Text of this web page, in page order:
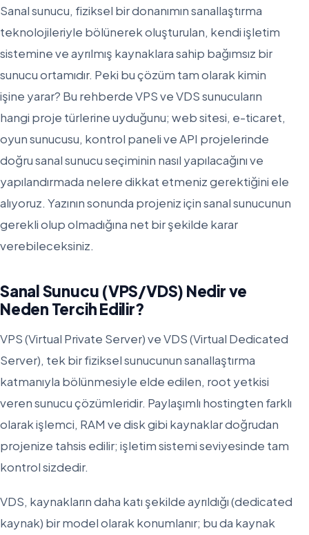
Sanal sunucu, fiziksel bir donanımın sanallaştırma
teknolojileriyle bölünerek oluşturulan, kendi işletim
sistemine ve ayrılmış kaynaklara sahip bağımsız bir
sunucu ortamıdır. Peki bu çözüm tam olarak kimin
işine yarar? Bu rehberde VPS ve VDS sunucuların
hangi proje türlerine uyduğunu; web sitesi, e-ticaret,
oyun sunucusu, kontrol paneli ve API projelerinde
doğru sanal sunucu seçiminin nasıl yapılacağını ve
yapılandırmada nelere dikkat etmeniz gerektiğini ele
alıyoruz. Yazının sonunda projeniz için sanal sunucunun
gerekli olup olmadığına net bir şekilde karar
verebileceksiniz.
Sanal Sunucu (VPS/VDS) Nedir ve
Neden Tercih Edilir?
VPS (Virtual Private Server) ve VDS (Virtual Dedicated
Server), tek bir fiziksel sunucunun sanallaştırma
katmanıyla bölünmesiyle elde edilen, root yetkisi
veren sunucu çözümleridir. Paylaşımlı hostingten farklı
olarak işlemci, RAM ve disk gibi kaynaklar doğrudan
projenize tahsis edilir; işletim sistemi seviyesinde tam
kontrol sizdedir.
VDS, kaynakların daha katı şekilde ayrıldığı (dedicated
kaynak) bir model olarak konumlanır; bu da kaynak